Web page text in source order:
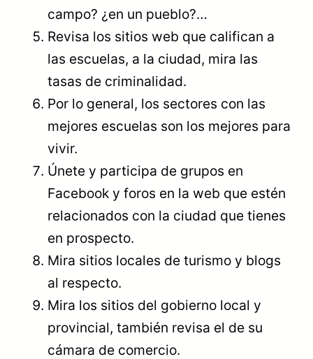
campo? ¿en un pueblo?…
Revisa los sitios web que califican a
las escuelas, a la ciudad, mira las
tasas de criminalidad.
Por lo general, los sectores con las
mejores escuelas son los mejores para
vivir.
Únete y participa de grupos en
Facebook y foros en la web que estén
relacionados con la ciudad que tienes
en prospecto.
Mira sitios locales de turismo y blogs
al respecto.
Mira los sitios del gobierno local y
provincial, también revisa el de su
cámara de comercio.